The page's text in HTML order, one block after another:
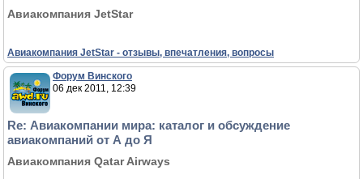
Авиакомпания JetStar
Авиакомпания JetStar - отзывы, впечатления, вопросы
Форум Винского
06 дек 2011, 12:39
Re: Авиакомпании мира: каталог и обсуждение
авиакомпаний от А до Я
Авиакомпания Qatar Airways